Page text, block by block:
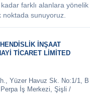
farklı alanlara yönelik
noktada sunuyoruz.
İNŞAAT
TİCARET LİMİTED
Yüzer Havuz Sk. No:1/1, B
İş Merkezi, Şişli /